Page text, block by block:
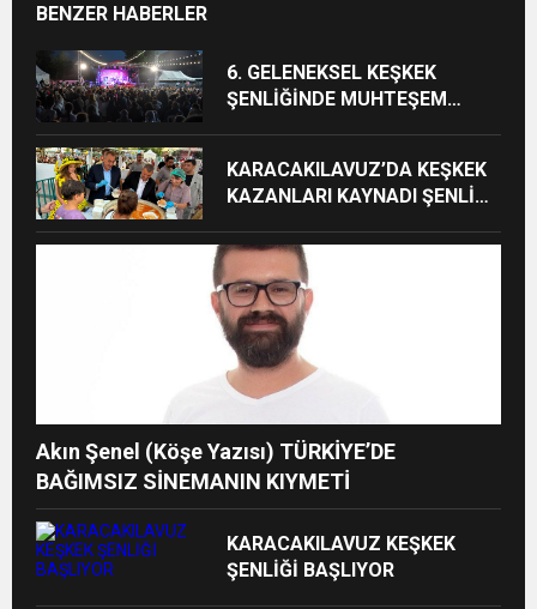
BENZER HABERLER
6. GELENEKSEL KEŞKEK
ŞENLİĞİNDE MUHTEŞEM
KARACAKILAVUZ’DA KEŞKEK
KAZANLARI KAYNADI ŞENLİK
Akın Şenel (Köşe Yazısı) TÜRKİYE’DE
BAĞIMSIZ SİNEMANIN KIYMETİ
KARACAKILAVUZ KEŞKEK
ŞENLİĞİ BAŞLIYOR